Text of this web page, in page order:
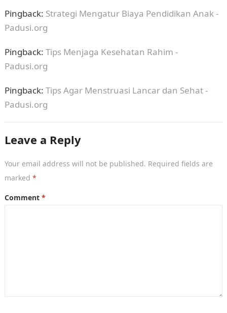
Pingback: Strategi Mengatur Biaya Pendidikan Anak -
Padusi.org
Pingback: Tips Menjaga Kesehatan Rahim -
Padusi.org
Pingback: Tips Agar Menstruasi Lancar dan Sehat -
Padusi.org
Leave a Reply
Your email address will not be published. Required fields are
marked *
Comment *